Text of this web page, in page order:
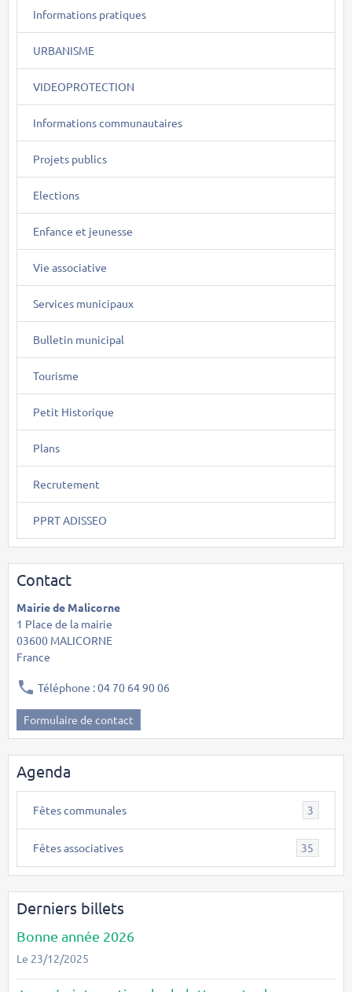
Informations pratiques
URBANISME
VIDEOPROTECTION
Informations communautaires
Projets publics
Elections
Enfance et jeunesse
Vie associative
Services municipaux
Bulletin municipal
Tourisme
Petit Historique
Plans
Recrutement
PPRT ADISSEO
Contact
Mairie de Malicorne
1 Place de la mairie
03600 MALICORNE
France
Téléphone : 04 70 64 90 06
Formulaire de contact
Agenda
Fêtes communales 3
Fêtes associatives 35
Derniers billets
Bonne année 2026
Le 23/12/2025